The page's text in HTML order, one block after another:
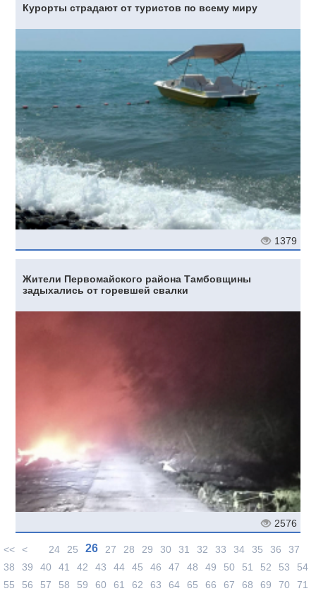
Курорты страдают от туристов по всему миру
1379
Жители Первомайского района Тамбовщины
задыхались от горевшей свалки
2576
<< < 24 25 26 27 28 29 30 31 32 33 34 35 36
37
38
39 40 41 42 43 44 45 46 47 48 49 50 51 52 53
54
55
56 57 58 59 60 61 62 63 64 65 66 67 68 69 70
71